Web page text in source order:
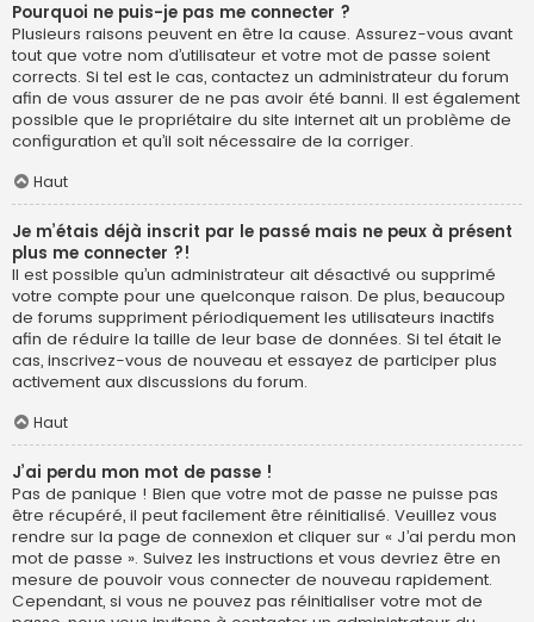
Pourquoi ne puis-je pas me connecter ?
Plusieurs raisons peuvent en être la cause. Assurez-vous avant
tout que votre nom d’utilisateur et votre mot de passe soient
corrects. Si tel est le cas, contactez un administrateur du forum
afin de vous assurer de ne pas avoir été banni. Il est également
possible que le propriétaire du site internet ait un problème de
configuration et qu’il soit nécessaire de la corriger.
Haut
Je m’étais déjà inscrit par le passé mais ne peux à présent
plus me connecter ?!
Il est possible qu’un administrateur ait désactivé ou supprimé
votre compte pour une quelconque raison. De plus, beaucoup
de forums suppriment périodiquement les utilisateurs inactifs
afin de réduire la taille de leur base de données. Si tel était le
cas, inscrivez-vous de nouveau et essayez de participer plus
activement aux discussions du forum.
Haut
J’ai perdu mon mot de passe !
Pas de panique ! Bien que votre mot de passe ne puisse pas
être récupéré, il peut facilement être réinitialisé. Veuillez vous
rendre sur la page de connexion et cliquer sur « J’ai perdu mon
mot de passe ». Suivez les instructions et vous devriez être en
mesure de pouvoir vous connecter de nouveau rapidement.
Cependant, si vous ne pouvez pas réinitialiser votre mot de